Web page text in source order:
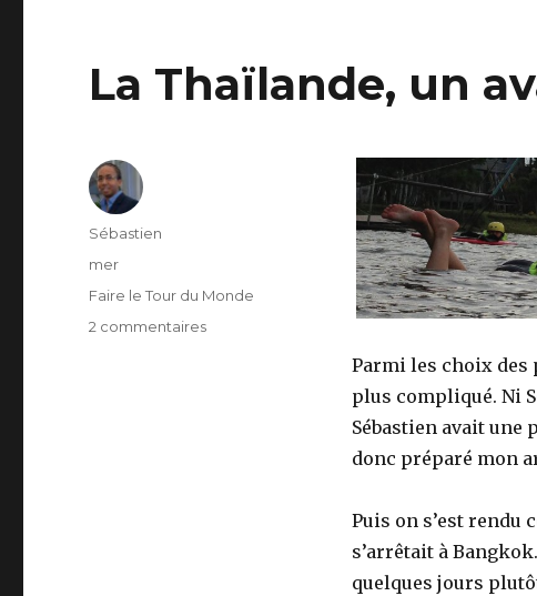
La Thaïlande, un
Parmi les choix des
plus compliqué. Ni
Sébastien avait une
donc préparé mon
Puis on s’est rendu
s’arrêtait à
quelques jours
Auteur
Sébastien
Publié
le
mer
Catégories
Faire le Tour du Monde
2 commentaires